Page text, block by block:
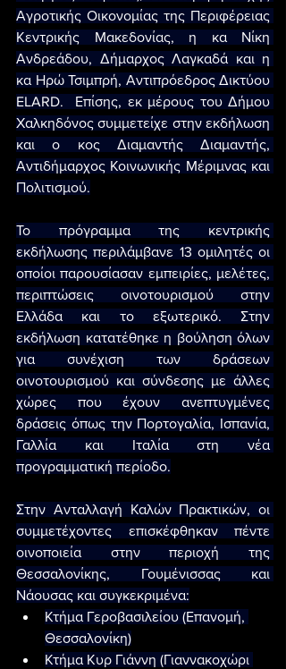
Αγροτικής Οικονομίας της Περιφέρειας
Κεντρικής Μακεδονίας, η κα Νίκη
Ανδρεάδου, Δήμαρχος Λαγκαδά και η
κα Ηρώ Τσιμπρή, Αντιπρόεδρος Δικτύου
ELARD.  Επίσης, εκ μέρους του Δήμου
Χαλκηδόνος συμμετείχε στην εκδήλωση
και ο κος Διαμαντής Διαμαντής,
Αντιδήμαρχος Κοινωνικής Μέριμνας και
Πολιτισμού.
Το πρόγραμμα της κεντρικής
εκδήλωσης περιλάμβανε 13 ομιλητές οι
οποίοι παρουσίασαν εμπειρίες, μελέτες,
περιπτώσεις οινοτουρισμού στην
Ελλάδα και το εξωτερικό. Στην
εκδήλωση κατατέθηκε η βούληση όλων
για συνέχιση των δράσεων
οινοτουρισμού και σύνδεσης με άλλες
χώρες που έχουν ανεπτυγμένες
δράσεις όπως την Πορτογαλία, Ισπανία,
Γαλλία και Ιταλία στη νέα
προγραμματική περίοδο.
Στην Ανταλλαγή Καλών Πρακτικών, οι
συμμετέχοντες επισκέφθηκαν πέντε
οινοποιεία στην περιοχή της
Θεσσαλονίκης, Γουμένισσας και
Νάουσας και συγκεκριμένα:
Κτήμα Γεροβασιλείου (Επανομή,
Θεσσαλονίκη)
Κτήμα Κυρ Γιάννη (Γιαννακοχώρι